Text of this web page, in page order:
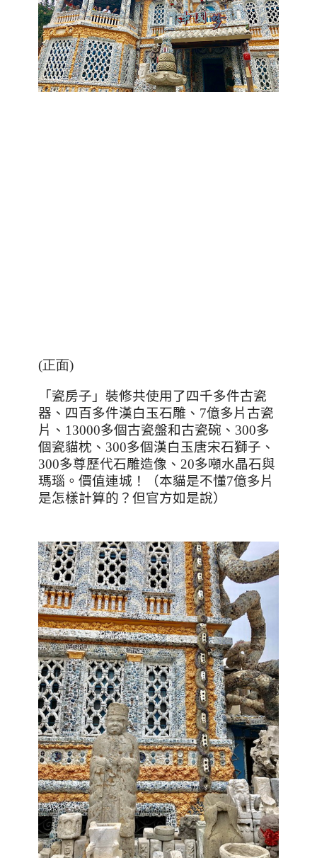
(正面)
「瓷房子」裝修共使用了四千多件古瓷
器、四百多件漢白玉石雕、 7億多片古瓷
片、 13000多個古瓷盤和古瓷碗、 300多
個瓷貓枕、 300多個漢白玉唐宋石獅子、
300多尊歷代石雕造像、 20多噸水晶石與
瑪瑙。價值連城！（本貓是不懂7億多片
是怎樣計算的？但官方如是說）